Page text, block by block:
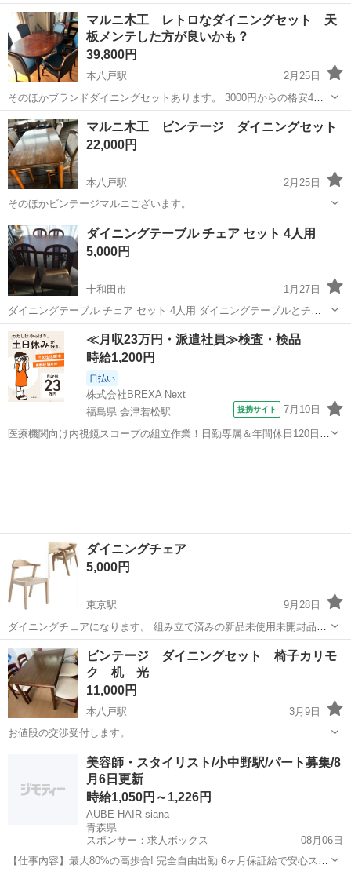
青森 八戸市 本八戸駅 ダイニングセット ダイニング
マルニ木工 レトロなダイニングセット 天
板メンテした方が良いかも？
39,800円
本八戸駅
2月25日
そのほかブランドダイニングセットあります。 3000円からの格安4人
かげなどもございます。
青森 八戸市 本八戸駅 ダイニングセット マルニ
マルニ木工 ビンテージ ダイニングセット
22,000円
本八戸駅
2月25日
そのほかビンテージマルニございます。
青森 八戸市 本八戸駅 ダイニングセット マルニ
ダイニングテーブル チェア セット 4人用
5,000円
十和田市
1月27日
ダイニングテーブル チェア セット 4人用 ダイニングテーブルとチェ
ア4脚になります。 座面の破れているのはビニールで、はがすとキレ
イな座面が出てきます。 テーブル天板にはキズ、汚れ等があります。
別途料金で配達...
青森 十和田市 ダイニングセット ダイニング
≪月収23万円・派遣社員≫検査・検品
時給1,200円
日払い
株式会社BREXA Next
福島県 会津若松駅
提携サイト 7月10日
医療機関向け内視鏡スコープの組立作業！日勤専属＆年間休日120日
ダイニングチェア
5,000円
東京駅
9月28日
ダイニングチェアになります。 組み立て済みの新品未使用未開封品で
す。 箱から出して直ぐに使えるタイプです。 箱のサイズは
60×60×H80cmです。 受け渡し場所についてはお問い合わせ下さい。
双方の都合の良い場所にて引き渡...
青森 上北郡 ダイニングセット ダイニング
ビンテージ ダイニングセット 椅子カリモ
ク 机 光
11,000円
本八戸駅
3月9日
お値段の交渉受付します。
本八戸駅 ダイニングセット カリモク
美容師・スタイリスト/小中野駅/パート募集/8
月6日更新
時給1,050円～1,226円
AUBE HAIR siana
青森県
スポンサー：求人ボックス
08月06日
【仕事内容】最大80%の高歩合! 完全自由出勤 6ヶ月保証給で安心スタ